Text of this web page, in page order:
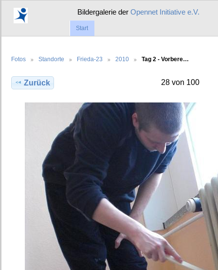
Bildergalerie derOpennet Initiative e.V.
Start
Fotos Standorte Frieda-23 2010 Tag 2 - Vorbere…
Zurück 28 von 100